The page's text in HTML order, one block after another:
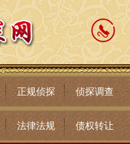
正规侦探 侦探调查
法律法规 债权转让